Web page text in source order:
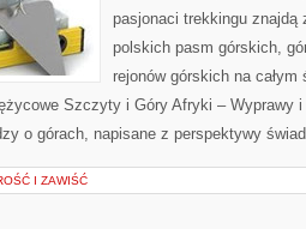
pasjonaci trekkingu znajdą
polskich pasm górskich,
rejonów górskich na
Szczyty i Góry Afryki – Wyprawy
o górach, napisane z perspektywy
I ZAWIŚĆ